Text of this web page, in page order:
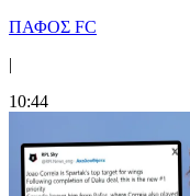
ΠΑΦΟΣ FC
|
10:44